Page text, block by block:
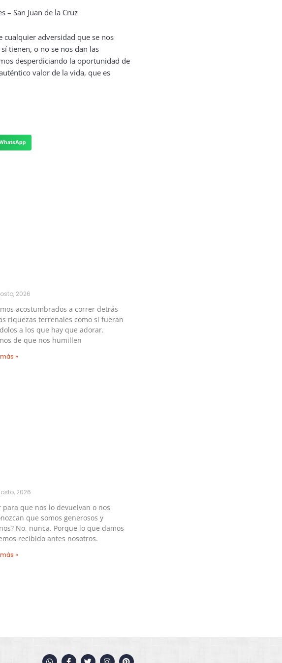
cualquier adversidad que se nos
tienen, o no se nos dan las
desperdiciando la oportunidad de
valor de la vida, que es
2026
acostumbrados a correr detrás
riquezas terrenales como si fueran
a los que hay que adorar.
de que nos humillen
»
2026
para que nos lo devuelvan o nos
que somos generosos y
No, nunca. Porque lo que damos
recibido antes nosotros.
»
W F T I P